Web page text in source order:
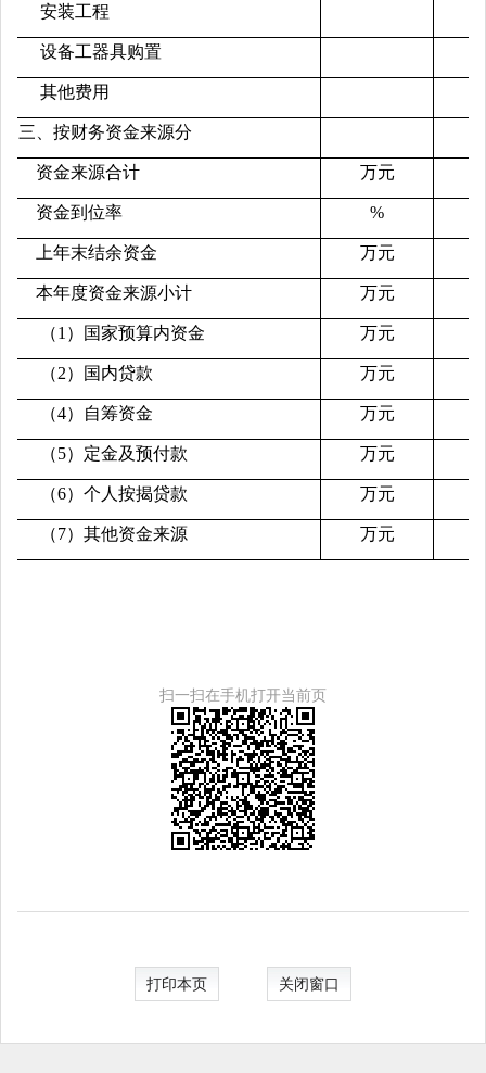
安装工程
设备工器具购置
其他费用
三、按财务资金来源分
资金来源合计 万元
资金到位率 %
上年末结余资金 万元
本年度资金来源小计 万元
（1）国家预算内资金 万元
（2）国内贷款 万元
（4）自筹资金 万元
（5）定金及预付款 万元
（6）个人按揭贷款 万元
（7）其他资金来源 万元
扫一扫在手机打开当前页
打印本页 关闭窗口